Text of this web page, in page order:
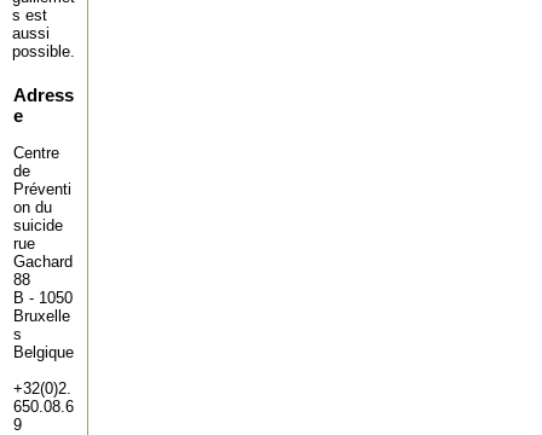
s est
aussi
possible.
Adress
e
Centre
de
Préventi
on du
suicide
rue
Gachard
88
B - 1050
Bruxelle
s
Belgique
+32(0)2.
650.08.6
9